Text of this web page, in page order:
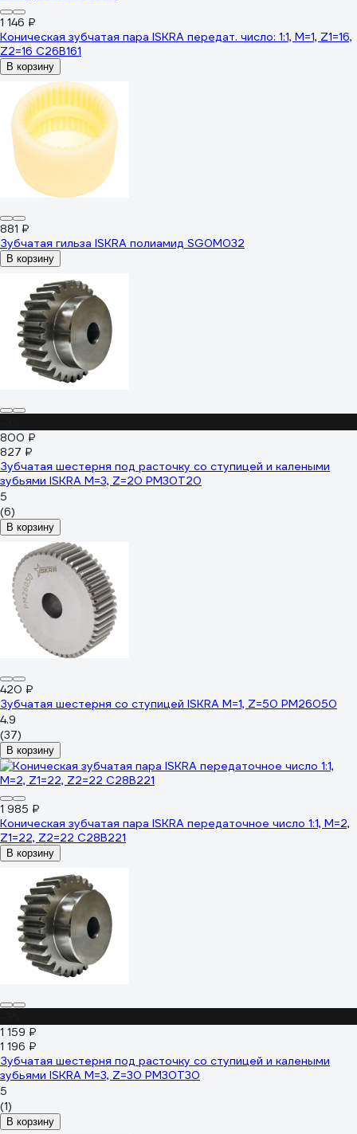
1 146 ₽
Коническая зубчатая пара ISKRA передат. число: 1:1, M=1, Z1=16,
Z2=16 C26B161
В корзину
881 ₽
Зубчатая гильза ISKRA полиамид SG0M032
В корзину
800 ₽
827 ₽
Зубчатая шестерня под расточку со ступицей и калеными
зубьями ISKRA М=3, Z=20 PM30T20
5
(6)
В корзину
420 ₽
Зубчатая шестерня со ступицей ISKRA M=1, Z=50 PM26050
4.9
(37)
В корзину
1 985 ₽
Коническая зубчатая пара ISKRA передаточное число 1:1, M=2,
Z1=22, Z2=22 C28B221
В корзину
1 159 ₽
1 196 ₽
Зубчатая шестерня под расточку со ступицей и калеными
зубьями ISKRA М=3, Z=30 PM30T30
5
(1)
В корзину